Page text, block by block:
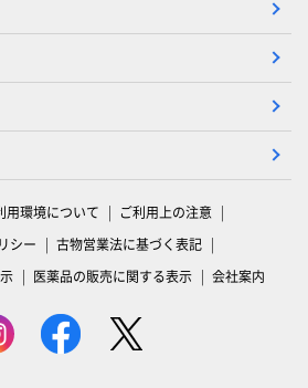
用環境について
ご利用上の注意
シー
古物営業法に基づく表記
医薬品の販売に関する表示 会社案内